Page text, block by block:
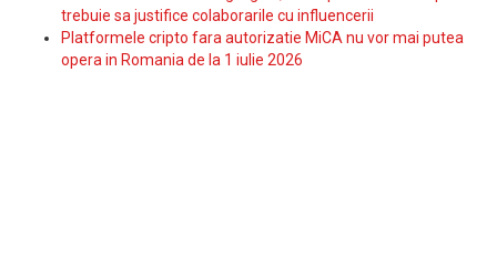
trebuie sa justifice colaborarile cu influencerii
Platformele cripto fara autorizatie MiCA nu vor mai putea
opera in Romania de la 1 iulie 2026